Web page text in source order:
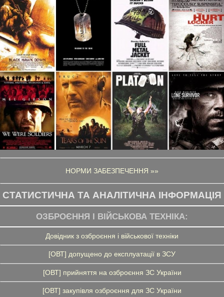
НОРМИ ЗАБЕЗПЕЧЕННЯ »»
СТАТИСТИЧНА ТА АНАЛІТИЧНА ІНФОРМАЦІЯ
ОЗБРОЄННЯ І ВІЙСЬКОВА ТЕХНІКА:
Довідник з озброєння і військової техніки
[ОВТ] допущено до експлуатації в ЗСУ
[ОВТ] прийняття на озброєння ЗС України
[ОВТ] закупівля озброєння для ЗС України